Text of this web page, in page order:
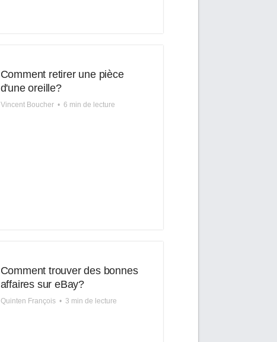
Comment retirer une pièce
d'une oreille?
Vincent Boucher • 6 min de lecture
Comment trouver des bonnes
affaires sur eBay?
Quinten François • 3 min de lecture